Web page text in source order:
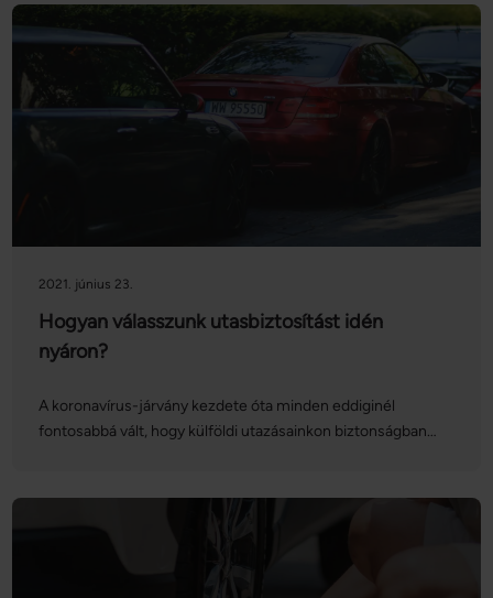
lerobban az autó, ám még nem érkeztünk meg a
célországba? Cikkünkben eláruljuk a részleteket!
2021. június 23.
Hogyan válasszunk utasbiztosítást idén
nyáron?
A koronavírus-járvány kezdete óta minden eddiginél
fontosabbá vált, hogy külföldi utazásainkon biztonságban